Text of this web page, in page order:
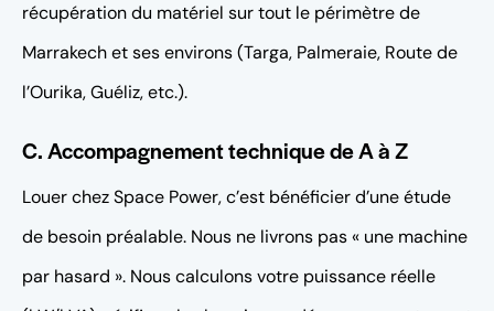
récupération du matériel sur tout le périmètre de
Marrakech et ses environs (Targa, Palmeraie, Route de
l’Ourika, Guéliz, etc.).
C. Accompagnement technique de A à Z
Louer chez Space Power, c’est bénéficier d’une étude
de besoin préalable. Nous ne livrons pas « une machine
par hasard ». Nous calculons votre puissance réelle